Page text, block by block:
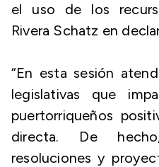
el uso de los
Rivera Schatz en
“En esta sesión
legislativas que
puertorriqueños
directa. De
resoluciones y